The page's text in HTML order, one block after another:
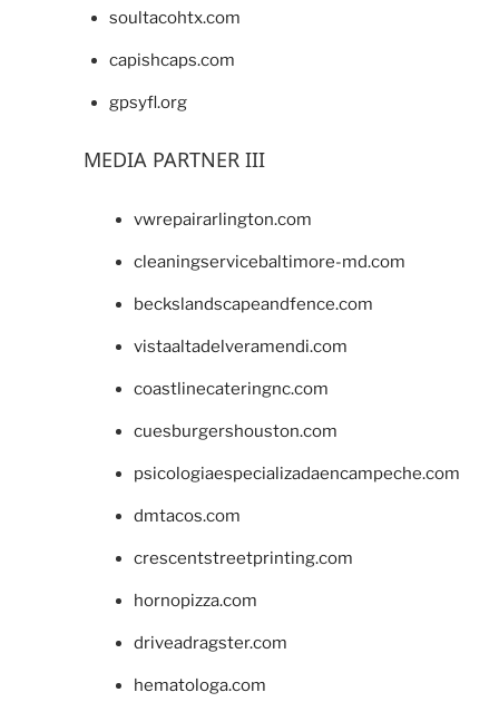
soultacohtx.com
capishcaps.com
gpsyfl.org
MEDIA PARTNER III
vwrepairarlington.com
cleaningservicebaltimore-md.com
beckslandscapeandfence.com
vistaaltadelveramendi.com
coastlinecateringnc.com
cuesburgershouston.com
psicologiaespecializadaencampeche.com
dmtacos.com
crescentstreetprinting.com
hornopizza.com
driveadragster.com
hematologa.com